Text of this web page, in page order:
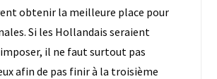
obtenir la meilleure place pour
Si les Hollandais seraient
il ne faut surtout pas
afin de pas finir à la troisième